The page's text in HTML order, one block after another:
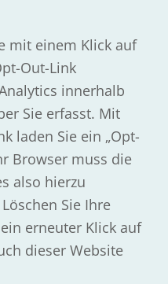
mit einem Klick auf
Out-Link
innerhalb
Sie erfasst. Mit
laden Sie ein „Opt-
Browser muss die
also hierzu
Sie Ihre
erneuter Klick auf
dieser Website